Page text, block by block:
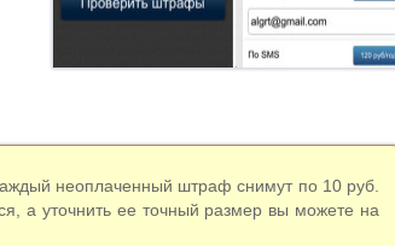
неоплаченный штраф снимут по 10 руб.
а уточнить ее точный размер вы можете на